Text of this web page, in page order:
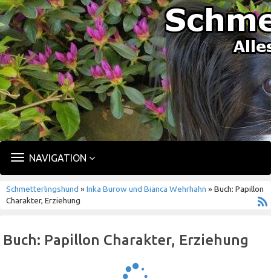
TOGGLE
NAVIGATION
Schmetterlingshund »Inka Burow und Bianca Wehrhahn » Buch: Papillon
Charakter, Erziehung
Buch: Papillon Charakter, Erziehung